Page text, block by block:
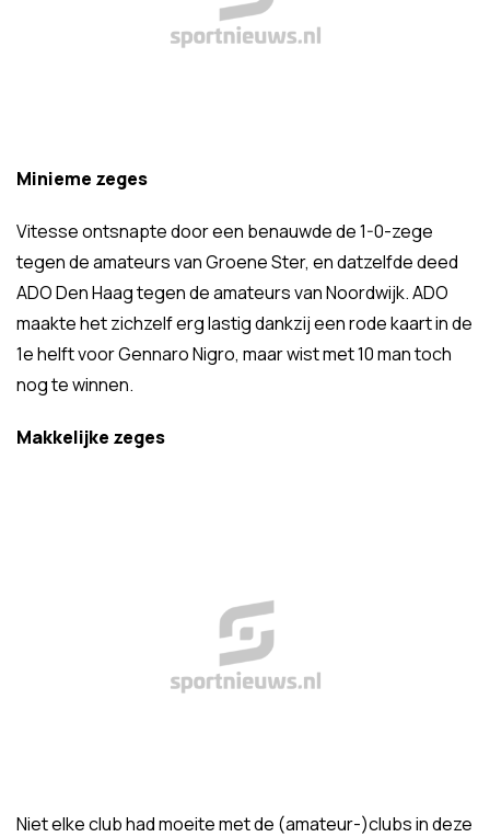
Minieme zeges
Vitesse ontsnapte door een benauwde de 1-0-zege
tegen de amateurs van Groene Ster, en datzelfde deed
ADO Den Haag tegen de amateurs van Noordwijk. ADO
maakte het zichzelf erg lastig dankzij een rode kaart in de
1e helft voor Gennaro Nigro, maar wist met 10 man toch
nog te winnen.
Makkelijke zeges
Niet elke club had moeite met de (amateur-)clubs in deze